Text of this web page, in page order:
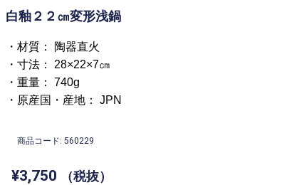
白釉２２㎝変形浅鍋
・材質： 陶器直火
・寸法： 28×22×7㎝
・重量： 740g
・原産国・産地： JPN
商品コード: 560229
¥3,750 （税抜）